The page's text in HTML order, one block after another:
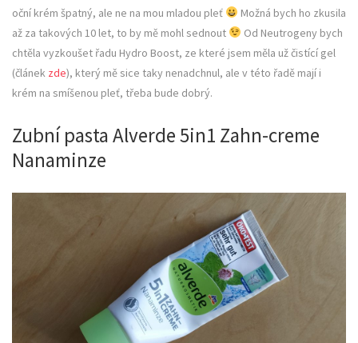
oční krém špatný, ale ne na mou mladou pleť
Možná bych ho zkusila
až za takových 10 let, to by mě mohl sednout
Od Neutrogeny bych
chtěla vyzkoušet řadu Hydro Boost, ze které jsem měla už čistící gel
(článek zde), který mě sice taky nenadchnul, ale v této řadě mají i
krém na smíšenou pleť, třeba bude dobrý.
Zubní pasta Alverde 5in1 Zahn-creme
Nanaminze